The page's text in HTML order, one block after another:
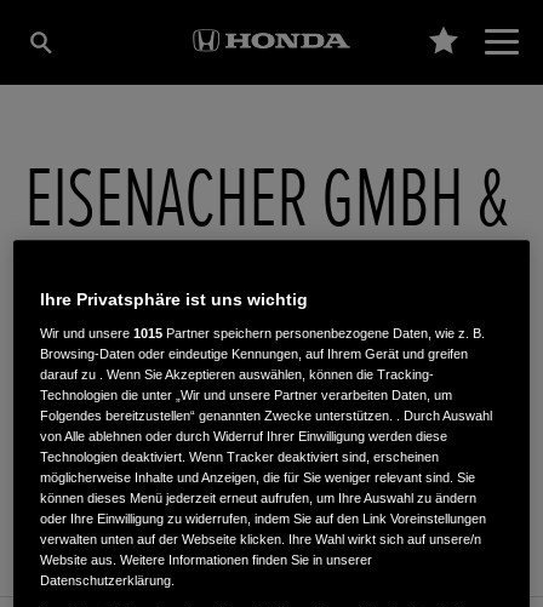
EISENACHER GMBH &
CO. KG
Segeberger Landstraße 65,24619,Bornhöved
ROUTENPLANUNG
WEBSITE
Ihre Privatsphäre ist uns wichtig
Wir und unsere1015 Partner speichern personenbezogene Daten, wie z. B.
Browsing-Daten oder eindeutige Kennungen, auf Ihrem Gerät und greifen
darauf zu . Wenn Sie Akzeptieren auswählen, können die Tracking-
Technologien die unter „Wir und unsere Partner verarbeiten Daten, um
Folgendes bereitzustellen“ genannten Zwecke unterstützen. . Durch Auswahl
von Alle ablehnen oder durch Widerruf Ihrer Einwilligung werden diese
Technologien deaktiviert. Wenn Tracker deaktiviert sind, erscheinen
möglicherweise Inhalte und Anzeigen, die für Sie weniger relevant sind. Sie
können dieses Menü jederzeit erneut aufrufen, um Ihre Auswahl zu ändern
oder Ihre Einwilligung zu widerrufen, indem Sie auf den Link Voreinstellungen
verwalten unten auf der Webseite klicken. Ihre Wahl wirkt sich auf unsere/n
Website aus. Weitere Informationen finden Sie in unserer
Datenschutzerklärung.